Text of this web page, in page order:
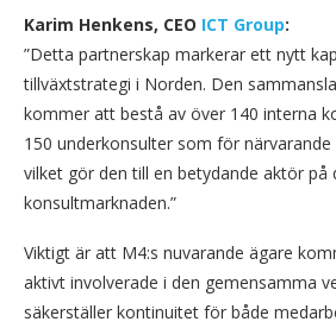
Karim Henkens, CEO ICT Group:
”Detta partnerskap markerar ett nytt
tillväxtstrategi i Norden. Den
kommer att bestå av över 140 interna
150 underkonsulter som för
vilket gör den till en betydande aktör på
konsultmarknaden.”
Viktigt är att M4:s nuvarande ägare
aktivt involverade i den gemensamma
säkerställer kontinuitet för både